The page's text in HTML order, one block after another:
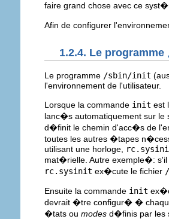
faire grand chose avec ce
Afin de configurer
1.2.4. Le programme
Le programme /sbin/init
l'environnement de l'utilisateur.
Lorsque la commande init est
lanc�s automatiquement sur
d�finit le chemin d'acc�s de
toutes les autres �tapes
utilisant une horloge,
mat�rielle. Autre exemple�:
rc.sysinit ex�cute le fichier
Ensuite la commande init
devrait �tre configur� �
�tats ou modes d�finis par